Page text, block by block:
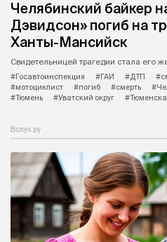
Челябинский байкер
Дэвидсон» погиб на
Ханты-Мансийск
Свидетельницей трагедии стала его
#Госавтоинспекция
#ГАИ #ДТП
#мотоциклист
#погиб #смерть
#Тюмень
#Уватский округ
Вслух.ру